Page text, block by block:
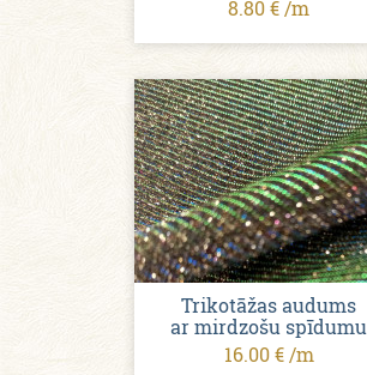
8.80 € /m
Trikotāžas audums
ar mirdzošu spīdumu
16.00 € /m